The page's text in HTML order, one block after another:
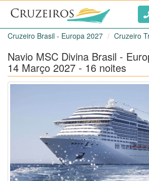
Cruzeiro Brasil - Europa 2027
Cruzeiro
Navio MSC Divina Brasil -
14 Março 2027 - 16 noites